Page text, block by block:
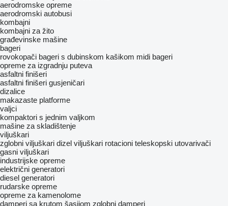
aerodromske opreme
aerodromski autobusi
kombajni
kombajni za žito
građevinske mašine
bageri
rovokopači bageri s dubinskom kašikom midi bageri
opreme za izgradnju puteva
asfaltni finišeri
asfaltni finišeri gusjeničari
dizalice
makazaste platforme
valjci
kompaktori s jednim valjkom
mašine za skladištenje
viljuškari
zglobni viljuškari dizel viljuškari rotacioni teleskopski utovarivači
gasni viljuškari
industrijske opreme
električni generatori
diesel generatori
rudarske opreme
opreme za kamenolome
damperi sa krutom šasijom zglobni damperi